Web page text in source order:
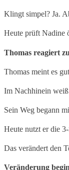
Klingt simpel? Ja.
Heute prüft Nadine
Thomas reagiert
Thomas meint es
Im Nachhinein
Sein Weg begann
Heute nutzt er die
Das verändert den
Veränderung